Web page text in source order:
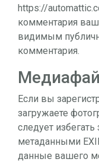
https://
комментария
видимым
комментария.
Если вы
загружаете
следует
метаданными
данные вашего